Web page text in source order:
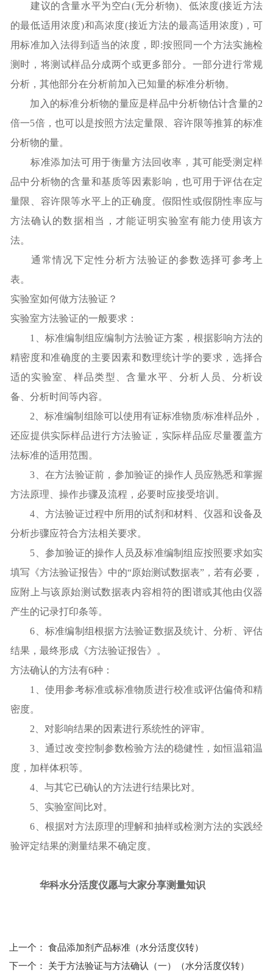
建议的含量水平为空白(无分析物)、低浓度(接近方法
的最低适用浓度)和高浓度(接近方法的最高适用浓度)，可
用标准加入法得到适当的浓度，即:按照同一个方法实施检
测时，将测试样品分成两个或更多部分。一部分进行常规
分析，其他部分在分析前加入已知量的标准分析物。
加入的标准分析物的量应是样品中分析物估计含量的2
倍一5倍，也可以是按照方法定量限、容许限等推算的标准
分析物的量。
标准添加法可用于衡量方法回收率，其可能受测定样
品中分析物的含量和基质等因素影响，也可用于评估在定
量限、容许限等水平上的正确度。假阳性或假阴性率应与
方法确认的数据相当，才能证明实验室有能力使用该方
法。
通常情况下定性分析方法验证的参数选择可参考上
表。
实验室如何做方法验证？
实验室方法验证的一般要求：
1、标准编制组应编制方法验证方案，根据影响方法的
精密度和准确度的主要因素和数理统计学的要求，选择合
适的实验室、样品类型、含量水平、分析人员、分析设
备、分析时间等内容。
2、标准编制组除可以使用有证标准物质/标准样品外，
还应提供实际样品进行方法验证，实际样品应尽量覆盖方
法标准的适用范围。
3、在方法验证前，参加验证的操作人员应熟悉和掌握
方法原理、操作步骤及流程，必要时应接受培训。
4、方法验证过程中所用的试剂和材料、仪器和设备及
分析步骤应符合方法相关要求。
5、参加验证的操作人员及标准编制组应按照要求如实
填写《方法验证报告》中的“原始测试数据表”，若有必要，
应附上与该原始测试数据表内容相符的图谱或其他由仪器
产生的记录打印条等。
6、标准编制组根据方法验证数据及统计、分析、评估
结果，最终形成《方法验证报告》。
方法确认的方法有6种：
1、使用参考标准或标准物质进行校准或评估偏倚和精
密度。
2、对影响结果的因素进行系统性的评审。
3、通过改变控制参数检验方法的稳健性，如恒温箱温
度，加样体积等。
4、与其它已确认的方法进行结果比对。
5、实验室间比对。
6、根据对方法原理的理解和抽样或检测方法的实践经
验评定结果的测量结果不确定度。
华科水分活度仪愿与大家分享测量知识
上一个：食品添加剂产品标准（水分活度仪转）
下一个： 关于方法验证与方法确认（一）（水分活度仪转）